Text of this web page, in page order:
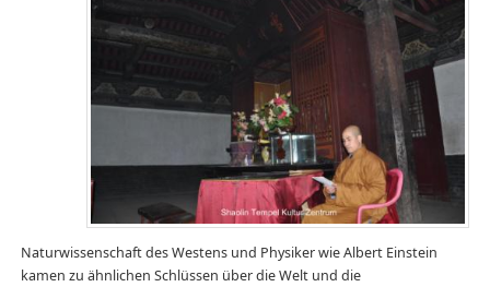
Naturwissenschaft des Westens und Physiker wie Albert Einstein
kamen zu ähnlichen Schlüssen über die Welt und die